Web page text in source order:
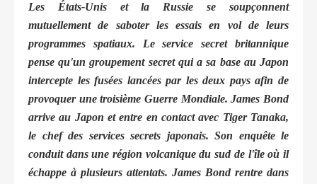
Les États-Unis et la Russie se soupçonnent
mutuellement de saboter les essais en vol de leurs
programmes spatiaux. Le service secret britannique
pense qu'un groupement secret qui a sa base au Japon
intercepte les fusées lancées par les deux pays afin de
provoquer une troisième Guerre Mondiale. James Bond
arrive au Japon et entre en contact avec Tiger Tanaka,
le chef des services secrets japonais. Son enquête le
conduit dans une région volcanique du sud de l'île où il
échappe à plusieurs attentats. James Bond rentre dans